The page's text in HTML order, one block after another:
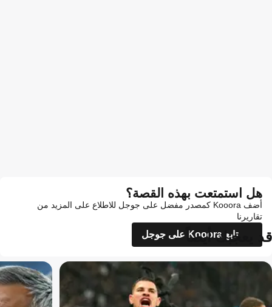
هل استمتعت بهذه القصة؟
أضف Kooora كمصدر مفضل على جوجل للاطلاع على المزيد من
تقاريرنا
تابع Kooora على جوجل
قد يعجبك أيضاً